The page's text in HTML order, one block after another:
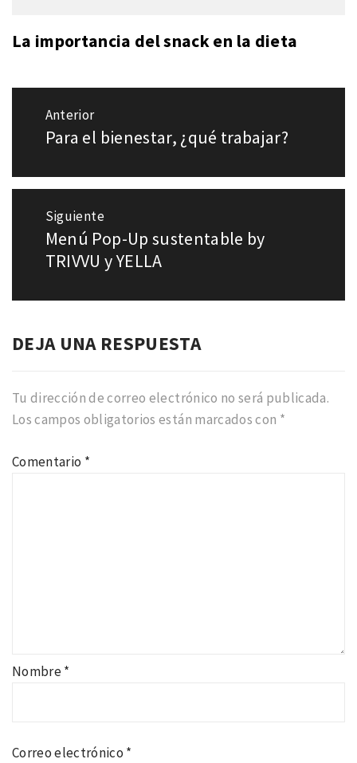
La importancia del snack en la dieta
Navegación
Anterior
Entrada
Para el bienestar, ¿qué trabajar?
Siguiente
Entrada
siguiente:
Menú Pop-Up sustentable by
TRIVVU y YELLA
DEJA UNA RESPUESTA
Tu dirección de correo electrónico no será publicada.
Los campos obligatorios están marcados con *
Comentario *
Nombre*
Correo electrónico *